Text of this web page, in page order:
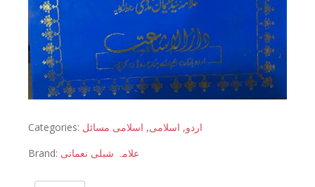
Categories: اردو, اسلامی, اسلامی مسائل
Brand: علامہ شبلی نعمانی